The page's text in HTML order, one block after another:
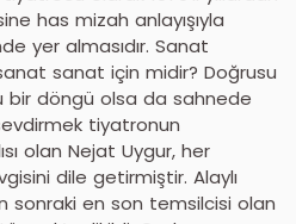
has mizah anlayışıyla
yer almasıdır. Sanat
sanat için midir? Doğrusu
bir döngü olsa da sahnede
tiyatronun
olan Nejat Uygur, her
dile getirmiştir. Alaylı
sonraki en son temsilcisi olan